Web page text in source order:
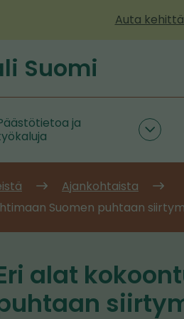
Auta
Suomi
ja
Ajankohtaista
Suomen puhtaan
alat